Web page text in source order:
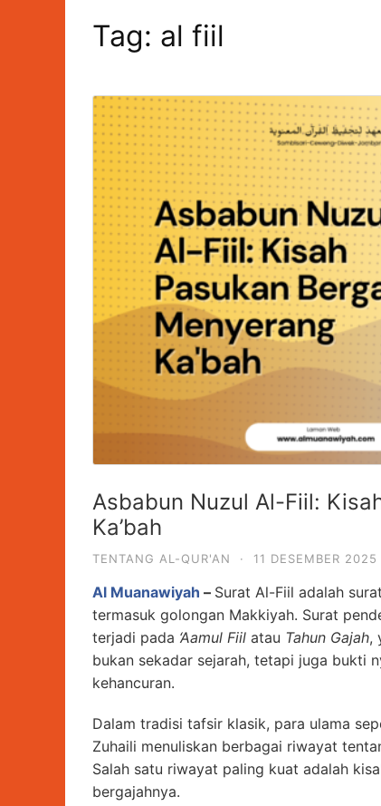
Tag: al fiil
Asbabun Nuzul Al-Fiil:
Ka’bah
TENTANG AL-QUR'AN · 11 DESEMBER 2025
Al Muanawiyah – Surat Al-Fiil adalah
termasuk golongan Makkiyah. Surat
terjadi pada ‘Aamul Fiil atau Tahun Gajah,
bukan sekadar sejarah, tetapi juga bukti
kehancuran.
Dalam tradisi tafsir klasik, para ulama
Zuhaili menuliskan berbagai riwayat
Salah satu riwayat paling kuat adalah
bergajahnya.